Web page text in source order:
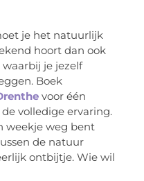
je het natuurlijk
hoort dan ook
je jezelf
Boek
voor één
volledige ervaring.
weekje weg bent
de natuur
ontbijtje. Wie wil